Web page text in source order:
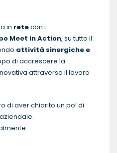
in retecon i
Meet in Action, su tutto il
attività sinergiche e
di accrescere la
attraverso il lavoro
di aver chiarito un po’ di